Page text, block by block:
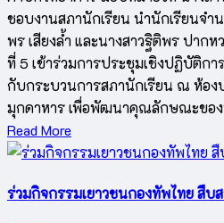
ชอบงานสภานักเรียน นำนักเรียนจำ
พร เสียงล้ำ และนางสาวฐิติพร ปาก
ที่ 5 เข้าร่วมการประชุมเชิงปฏิบัติก
กับกระบวนการสภานักเรียน ณ ห้อง
มุกดาหาร เพื่อพัฒนาคุณลักษณะของ
Read More
ร่วมกิจกรรมเยาวชนกองทัพไทย สืบ